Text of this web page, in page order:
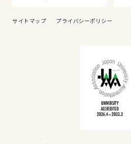
サイトマップ プライバシーポリシー